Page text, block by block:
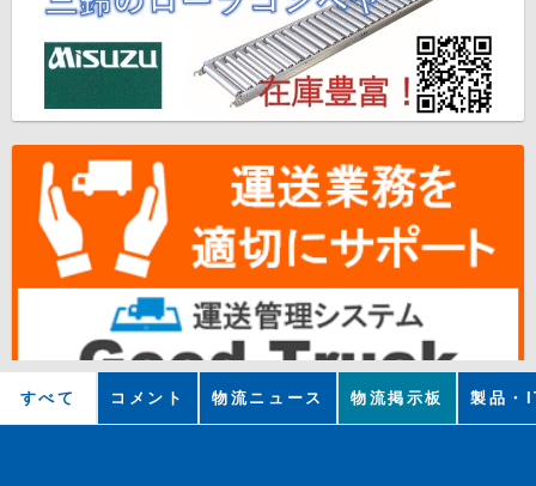
すべて コメント 物流ニュース 物流掲示板 製品・